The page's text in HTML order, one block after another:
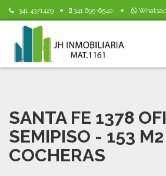
341 4371429 341 695-6540
SANTA FE 1378
SEMIPISO - 153
COCHERAS